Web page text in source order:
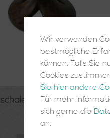
auf Fuß Nagaland
189,90 €*
Wir verwenden
bestmögliche
können. Falls Sie
Cookies
Sie hier andere
Für mehr
sich gerne die
an.